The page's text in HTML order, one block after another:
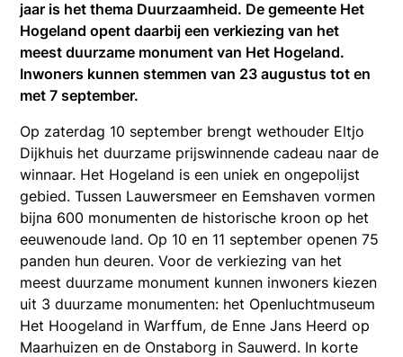
jaar is het thema Duurzaamheid. De gemeente Het
Hogeland opent daarbij een verkiezing van het
meest duurzame monument van Het Hogeland.
Inwoners kunnen stemmen van 23 augustus tot en
met 7 september.
Op zaterdag 10 september brengt wethouder Eltjo
Dijkhuis het duurzame prijswinnende cadeau naar de
winnaar. Het Hogeland is een uniek en ongepolijst
gebied. Tussen Lauwersmeer en Eemshaven vormen
bijna 600 monumenten de historische kroon op het
eeuwenoude land. Op 10 en 11 september openen 75
panden hun deuren. Voor de verkiezing van het
meest duurzame monument kunnen inwoners kiezen
uit 3 duurzame monumenten: het Openluchtmuseum
Het Hoogeland in Warffum, de Enne Jans Heerd op
Maarhuizen en de Onstaborg in Sauwerd. In korte